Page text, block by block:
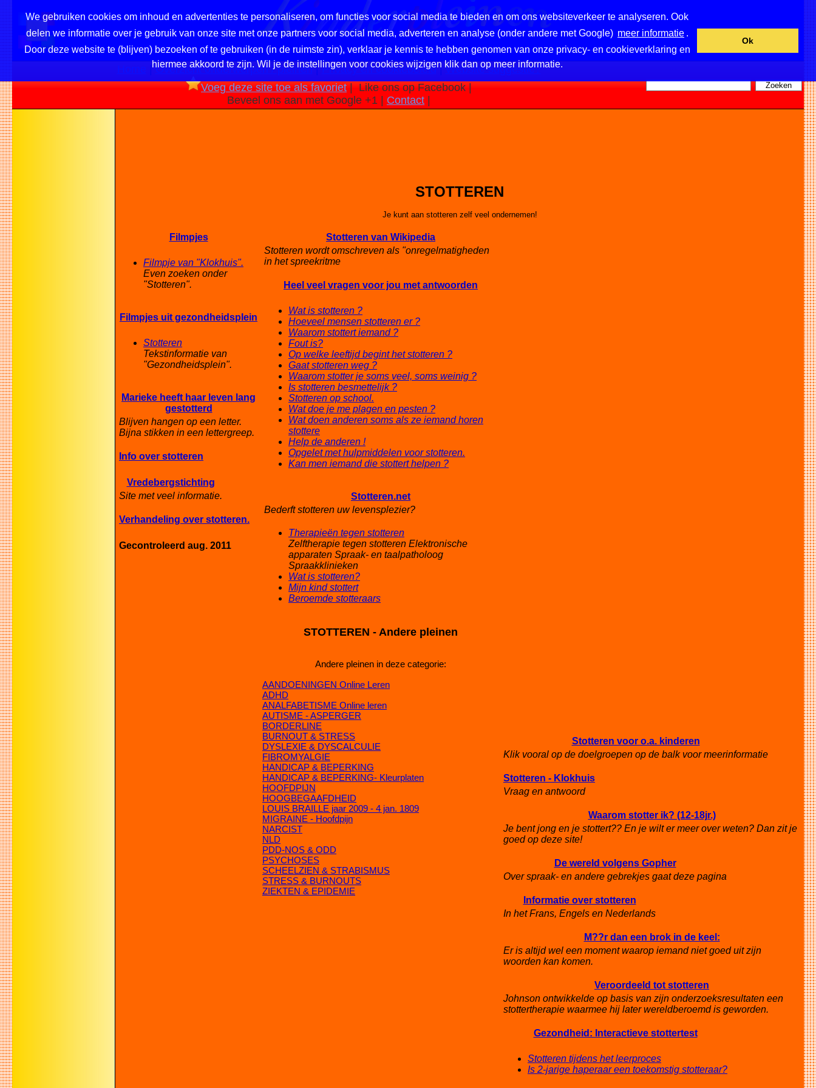
We gebruiken cookies om inhoud en advertenties te personaliseren, om functies voor social media te bieden en om ons websiteverkeer te analyseren. Ook
delen we informatie over je gebruik van onze site met onze partners voor social media, adverteren en analyse (onder andere met Google) meer informatie .
Door deze website te (blijven) bezoeken of te gebruiken (in de ruimste zin), verklaar je kennis te hebben genomen van onze privacy- en cookieverklaring en
hiermee akkoord te zijn. Wil je de instellingen voor cookies wijzigen klik dan op meer informatie.
Ok
|Overzicht onderwerpen / pleinen|Privacy en cookiebeleid|Website suggestie?
Voeg deze site toe als favoriet|Like ons op Facebook |
Beveel ons aan met Google +1 | Contact
STOTTEREN
Je kunt aan stotteren zelf veel ondernemen!
Filmpjes
Filmpje van "Klokhuis".
Even zoeken onder
"Stotteren".
Filmpjes uit gezondheidsplein
Stotteren
Tekstinformatie van
"Gezondheidsplein".
Marieke heeft haar leven lang
gestotterd
Blijven hangen op een letter.
Bijna stikken in een lettergreep.
Info over stotteren
Vredebergstichting
Site met veel informatie.
Verhandeling over stotteren.
Gecontroleerd aug. 2011
Stotteren van Wikipedia
Stotteren wordt omschreven als "onregelmatigheden
in het spreekritme
Heel veel vragen voor jou met antwoorden
Wat is stotteren ?
Hoeveel mensen stotteren er ?
Waarom stottert iemand ?
Fout is?
Op welke leeftijd begint het stotteren ?
Gaat stotteren weg ?
Waarom stotter je soms veel, soms weinig ?
Is stotteren besmettelijk ?
Stotteren op school.
Wat doe je me plagen en pesten ?
Wat doen anderen soms als ze iemand horen
stottere
Help de anderen !
Opgelet met hulpmiddelen voor stotteren.
Kan men iemand die stottert helpen ?
Stotteren.net
Bederft stotteren uw levensplezier?
Therapieën tegen stotteren
Zelftherapie tegen stotteren Elektronische
apparaten Spraak- en taalpatholoog
Spraakklinieken
Wat is stotteren?
Mijn kind stottert
Beroemde stotteraars
STOTTEREN - Andere pleinen
Andere pleinen in deze categorie:
AANDOENINGEN Online Leren
ADHD
ANALFABETISME Online leren
AUTISME - ASPERGER
BORDERLINE
BURNOUT & STRESS
DYSLEXIE & DYSCALCULIE
FIBROMYALGIE
HANDICAP & BEPERKING
HANDICAP & BEPERKING- Kleurplaten
HOOFDPIJN
HOOGBEGAAFDHEID
LOUIS BRAILLE jaar 2009 - 4 jan. 1809
MIGRAINE - Hoofdpijn
NARCIST
NLD
PDD-NOS & ODD
PSYCHOSES
SCHEELZIEN & STRABISMUS
STRESS & BURNOUTS
ZIEKTEN & EPIDEMIE
Stotteren voor o.a. kinderen
Klik vooral op de doelgroepen op de balk voor meerinformatie
Stotteren - Klokhuis
Vraag en antwoord
Waarom stotter ik? (12-18jr.)
Je bent jong en je stottert?? En je wilt er meer over weten? Dan zit je
goed op deze site!
De wereld volgens Gopher
Over spraak- en andere gebrekjes gaat deze pagina
Informatie over stotteren
In het Frans, Engels en Nederlands
M??r dan een brok in de keel:
Er is altijd wel een moment waarop iemand niet goed uit zijn
woorden kan komen.
Veroordeeld tot stotteren
Johnson ontwikkelde op basis van zijn onderzoeksresultaten een
stottertherapie waarmee hij later wereldberoemd is geworden.
Gezondheid: Interactieve stottertest
Stotteren tijdens het leerproces
Is 2-jarige haperaar een toekomstig stotteraar?